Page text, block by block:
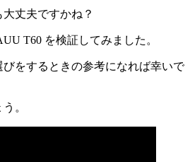
丈夫ですかね？
T60 を検証してみました。
をするときの参考になれば幸いで
。